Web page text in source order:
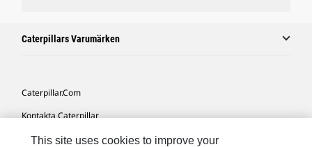
Caterpillars Varumärken
Caterpillar.com
Kontakta Caterpillar
Mina Marknadsföringspreferenser
This site uses cookies to improve your